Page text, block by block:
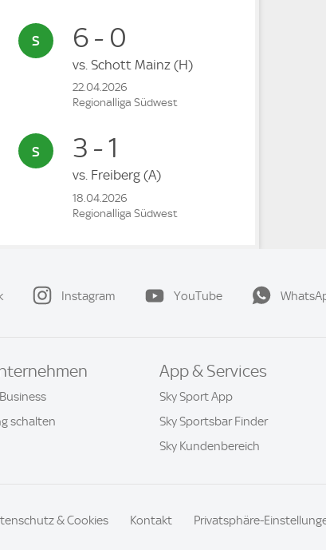
6 - 0
vs. Schott Mainz (H)
22.04.2026
Regionalliga Südwest
3 - 1
vs. Freiberg (A)
18.04.2026
Regionalliga Südwest
Instagram YouTube
schalten
App & Services
Sky Sport App
Sky Sportsbar Finder
Sky Kundenbereich
& Cookies Kontakt Privatsphäre-